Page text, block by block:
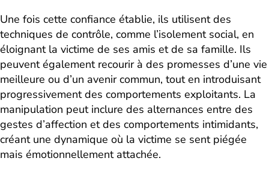
Une fois cette confiance établie, ils utilisent des
techniques de contrôle, comme l’isolement social, en
éloignant la victime de ses amis et de sa famille. Ils
peuvent également recourir à des promesses d’une vie
meilleure ou d’un avenir commun, tout en introduisant
progressivement des comportements exploitants. La
manipulation peut inclure des alternances entre des
gestes d’affection et des comportements intimidants,
créant une dynamique où la victime se sent piégée
mais émotionnellement attachée.